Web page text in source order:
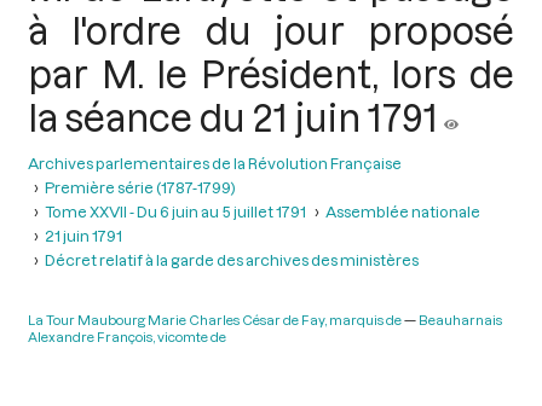
à l'ordre du jour proposé
par M. le Président, lors de
la séance du 21 juin 1791
Archives parlementaires de la Révolution Française
Première série (1787-1799)
Tome XXVII - Du 6 juin au 5 juillet 1791
Assemblée nationale
21 juin 1791
Décret relatif à la garde des archives des ministères
La Tour Maubourg Marie Charles César de Fay, marquis de
Beauharnais
Alexandre François, vicomte de